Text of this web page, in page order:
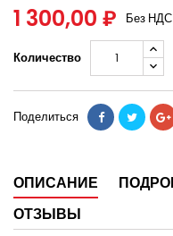
1 300,00 ₽ Без НДС
Количество
Поделиться
ОПИСАНИЕ
ОТЗЫВЫ